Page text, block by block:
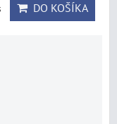
DO KOŠÍKA